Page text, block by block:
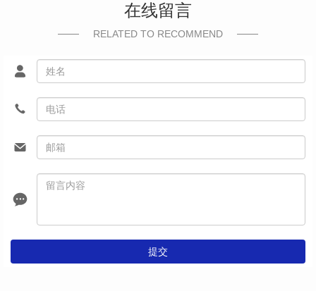
在线留言
RELATED TO RECOMMEND
提交